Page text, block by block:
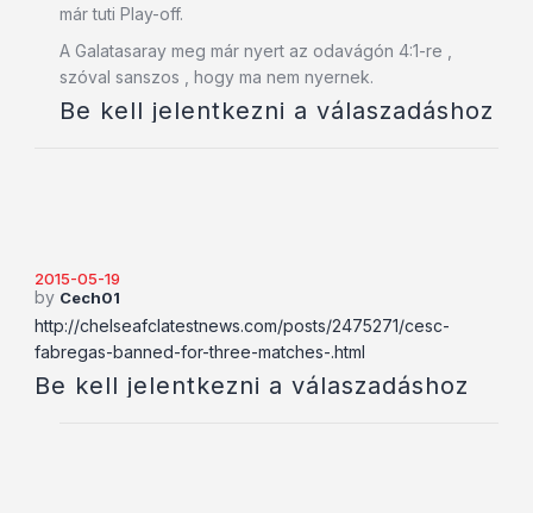
már tuti Play-off.
A Galatasaray meg már nyert az odavágón 4:1-re ,
szóval sanszos , hogy ma nem nyernek.
Be kell jelentkezni a válaszadáshoz
2015-05-19
by Cech01
http://chelseafclatestnews.com/posts/2475271/cesc-
fabregas-banned-for-three-matches-.html
Be kell jelentkezni a válaszadáshoz